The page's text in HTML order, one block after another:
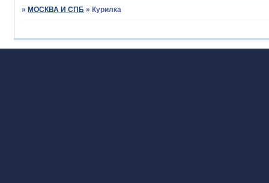
» МОСКВА И СПБ » Курилка